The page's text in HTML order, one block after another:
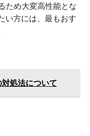
ため大変高性能とな
い方には、最もおす
処法について